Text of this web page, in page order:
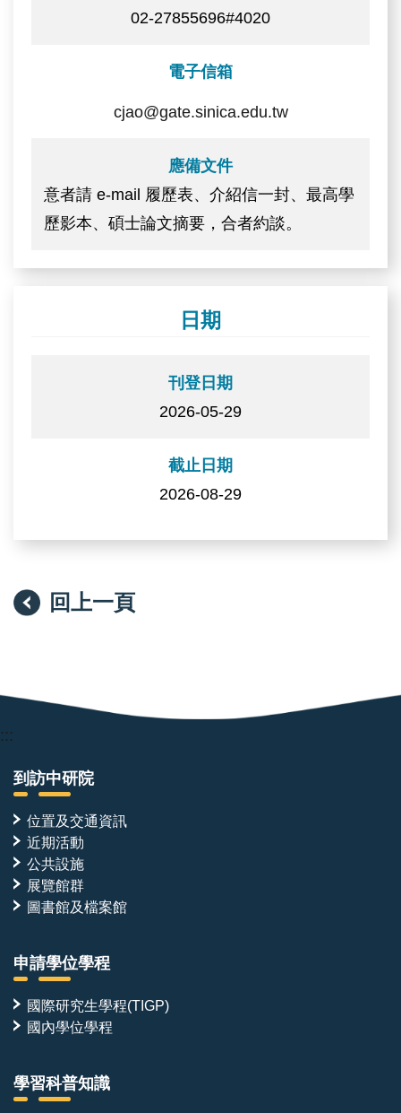
02-27855696#4020
電子信箱
cjao@gate.sinica.edu.tw
應備文件
意者請 e-mail 履歷表、介紹信一封、最高學
歷影本、碩士論文摘要，合者約談。
日期
刊登日期
2026-05-29
截止日期
2026-08-29
回上一頁
:::
到訪中研院
位置及交通資訊
近期活動
公共設施
展覽館群
圖書館及檔案館
申請學位學程
國際研究生學程(TIGP)
國內學位學程
學習科普知識